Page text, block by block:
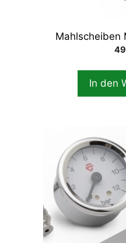
Mahlscheiben
In den